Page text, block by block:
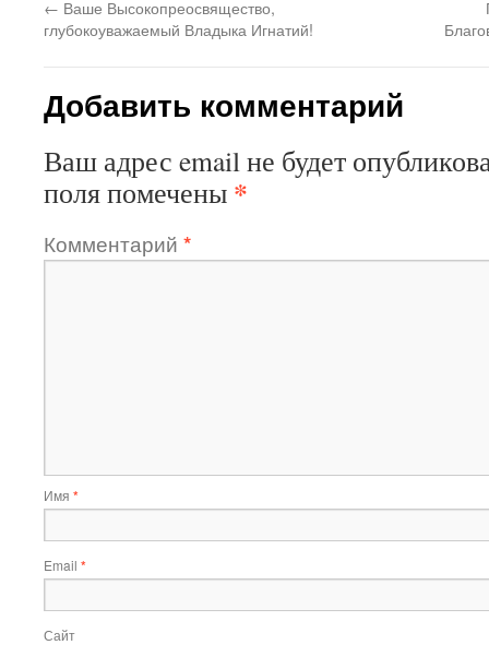
← Ваше Высокопреосвящество,
глубокоуважаемый Владыка Игнатий!
Добавить комментарий
Ваш адрес email не будет
поля помечены *
Комментарий *
Имя *
Email *
Сайт